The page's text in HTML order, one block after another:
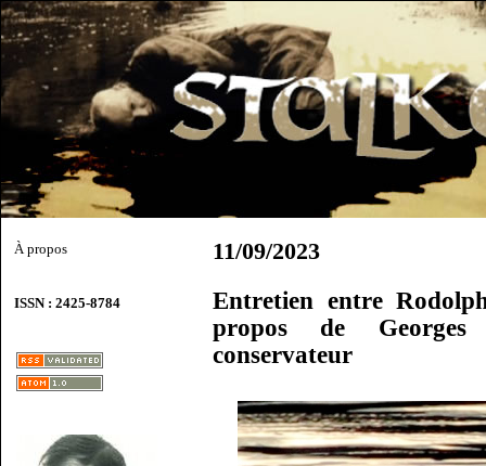
À propos
ISSN : 2425-8784
11/09/2023
Entretien entre
propos de
conservateur